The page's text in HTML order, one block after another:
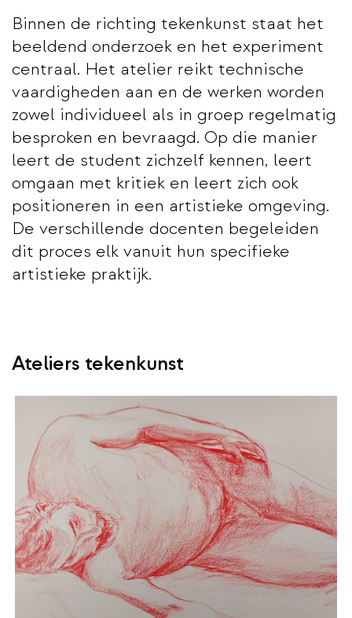
Binnen de richting tekenkunst staat het
beeldend onderzoek en het experiment
centraal. Het atelier reikt technische
vaardigheden aan en de werken worden
zowel individueel als in groep regelmatig
besproken en bevraagd. Op die manier
leert de student zichzelf kennen, leert
omgaan met kritiek en leert zich ook
positioneren in een artistieke omgeving.
De verschillende docenten begeleiden
dit proces elk vanuit hun specifieke
artistieke praktijk.
Ateliers tekenkunst